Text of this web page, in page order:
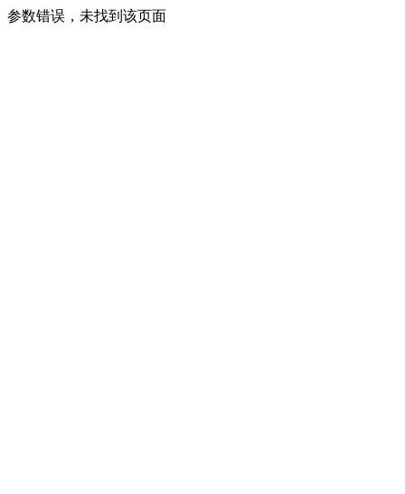
参数错误，未找到该页面